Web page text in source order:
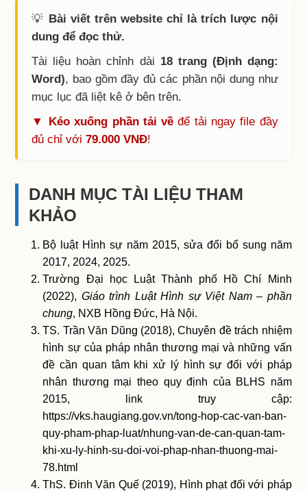
💡 Bài viết trên website chỉ là trích lược nội
dung để đọc thử.
Tài liệu hoàn chỉnh dài 18 trang (Định dạng:
Word), bao gồm đầy đủ các phần nội dung như
mục lục đã liệt kê ở bên trên.
▼ Kéo xuống phần tải về để tải ngay file đầy
đủ chỉ với79.000 VNĐ!
DANH MỤC TÀI LIỆU THAM
KHẢO
Bộ luật Hình sự năm 2015, sửa đổi bổ sung năm
2017, 2024, 2025.
Trường Đại học Luật Thành phố Hồ Chí Minh
(2022), Giáo trình Luật Hình sự Việt Nam – phần
chung, NXB Hồng Đức, Hà Nội.
TS. Trần Văn Dũng (2018), Chuyên đề trách nhiệm
hình sự của pháp nhân thương mại và những vấn
đề cần quan tâm khi xử lý hình sự đối với pháp
nhân thương mại theo quy định của BLHS năm
2015, link truy cập:
https://vks.haugiang.gov.vn/tong-hop-cac-van-ban-
quy-pham-phap-luat/nhung-van-de-can-quan-tam-
khi-xu-ly-hinh-su-doi-voi-phap-nhan-thuong-mai-
78.html
ThS. Đinh Văn Quế (2019), Hình phạt đối với pháp